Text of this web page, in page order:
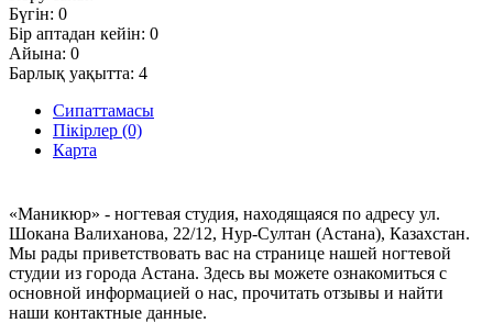
Бүгін: 0
Бір аптадан кейін: 0
Айына: 0
Барлық уақытта: 4
Сипаттамасы
Пікірлер (0)
Карта
«Маникюр» - ногтевая студия, находящаяся по адресу ул.
Шокана Валиханова, 22/12, Нур-Султан (Астана), Казахстан.
Мы рады приветствовать вас на странице нашей ногтевой
студии из города Астана. Здесь вы можете ознакомиться с
основной информацией о нас, прочитать отзывы и найти
наши контактные данные.